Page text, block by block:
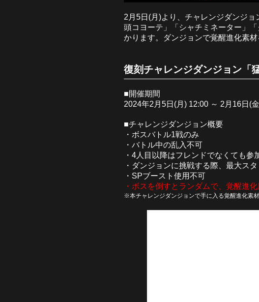
2月5日(月)より、チャレンジダンジ
頭コヨーテ」「シャチミネーター」
かります。ダンジョンで覚醒進化素
復刻チャレンジダンジョン「
■開催期間
2024年2月5日(月) 12:00 ～ 2月16日(
■チャレンジダンジョン概要
・ボスバトル1戦のみ
・バトル中の乱入不可
・4人目以降はフレンドでなくても参
・ダンジョンに挑戦する際、最大ス
・SPブースト使用不可
・ボスを倒すとランダムで、覚醒進
※本チャレンジダンジョンで手に入る覚醒進化素